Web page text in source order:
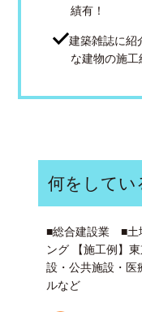
績有！
建築雑誌に紹
な建物の施工
何をしてい
■総合建設業 ■土
ング 【施工例】
設・公共施設・医
ルなど